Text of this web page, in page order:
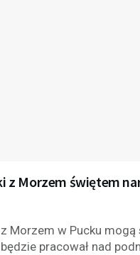
z Morzem świętem
Morzem w Pucku
pracował nad